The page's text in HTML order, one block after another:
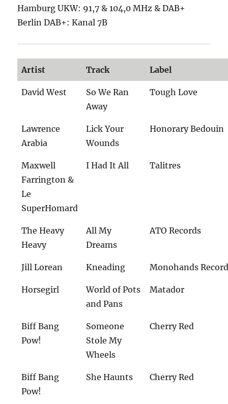
Hamburg UKW: 91,7 & 104,0 MHz & DAB+
Berlin DAB+: Kanal 7B
Artist Track Label
David West
So We Ran
Away
Tough Love
Lawrence
Arabia
Lick Your
Wounds
Honorary Bedouin
Maxwell
Farrington &
Le
SuperHomard
I Had It All Talitres
The Heavy
Heavy
All My
Dreams
ATO Records
Jill Lorean Kneading Monohands
Horsegirl
World of Pots
and Pans
Matador
Biff Bang
Pow!
Someone
Stole My
Wheels
Cherry Red
Biff Bang
Pow!
She Haunts Cherry Red